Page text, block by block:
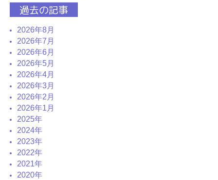
過去の記事
2026年8月
2026年7月
2026年6月
2026年5月
2026年4月
2026年3月
2026年2月
2026年1月
2025年
2024年
2023年
2022年
2021年
2020年